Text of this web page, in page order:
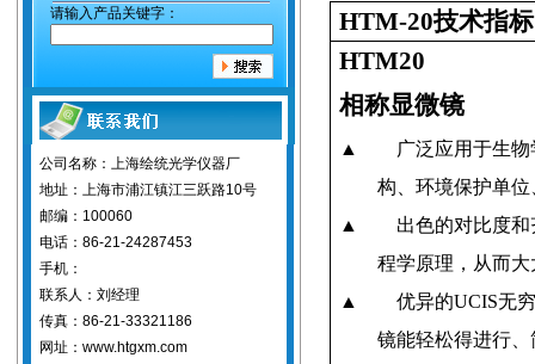
请输入产品关键字：
公司名称：上海绘统光学仪器厂
地址：上海市浦江镇江三跃路10号
邮编：100060
电话：86-21-24287453
手机：
联系人：刘经理
传真：86-21-33321186
网址：www.htgxm.com
HTM-20技术指标
HTM20
相称显微镜
▲
广泛应用于生
构、环境保护单
▲
出色的对比度
程学原理，从而
▲
优异的UCIS无
镜能轻松得进行